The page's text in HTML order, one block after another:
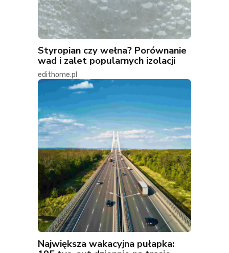
Styropian czy wełna? Porównanie
wad i zalet popularnych izolacji
edithome.pl
Największa wakacyjna pułapka: